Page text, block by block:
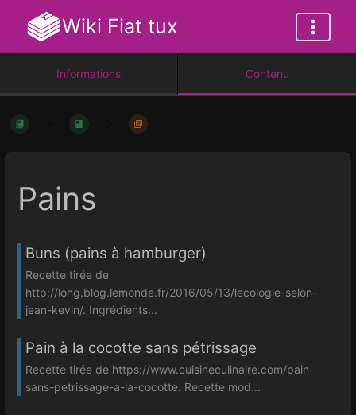
Wiki Fiat tux
Informations Contenu
Pains
Buns (pains à hamburger)
Recette tirée de
http://long.blog.lemonde.fr/2016/05/13/lecologie-selon-
jean-kevin/. Ingrédients...
Pain à la cocotte sans pétrissage
Recette tirée de https://www.cuisineculinaire.com/pain-
sans-petrissage-a-la-cocotte. Recette mod...